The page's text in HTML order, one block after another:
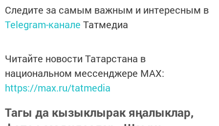
Следите за самым важным и интересным в
Telegram-канале Татмедиа
Читайте новости Татарстана в
национальном мессенджере MАХ:
https://max.ru/tatmedia
Тагы да кызыклырак яңалыклар,